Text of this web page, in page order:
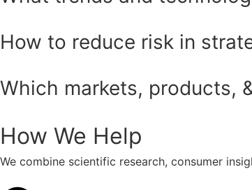
How to reduce risk in
Which markets, products,
How We Help
We combine scientific research, consumer